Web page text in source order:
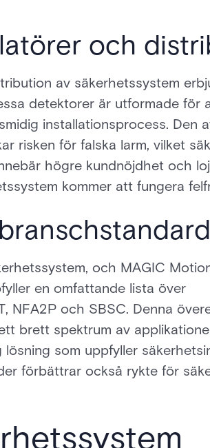
och
av säkerhetssystem
detektorer är utformade för
installationsprocess. Den
risken för falska larm, vilket
högre kundnöjdhet och
kommer att fungera
och MAGIC
en omfattande lista över
NFA2P och SBSC. Denna
brett spektrum av
som uppfyller
förbättrar också rykte för